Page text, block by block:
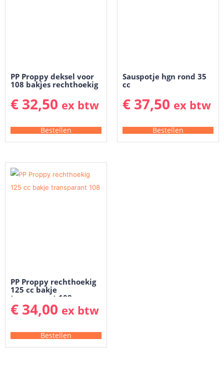
PP Proppy deksel voor
108 bakjes rechthoekig
€ 32,50 ex btw
Bestellen
Sauspotje hgn rond 35
cc
€ 37,50 ex btw
Bestellen
PP Proppy rechthoekig
125 cc bakje
transparant 108
€ 34,00 ex btw
Bestellen